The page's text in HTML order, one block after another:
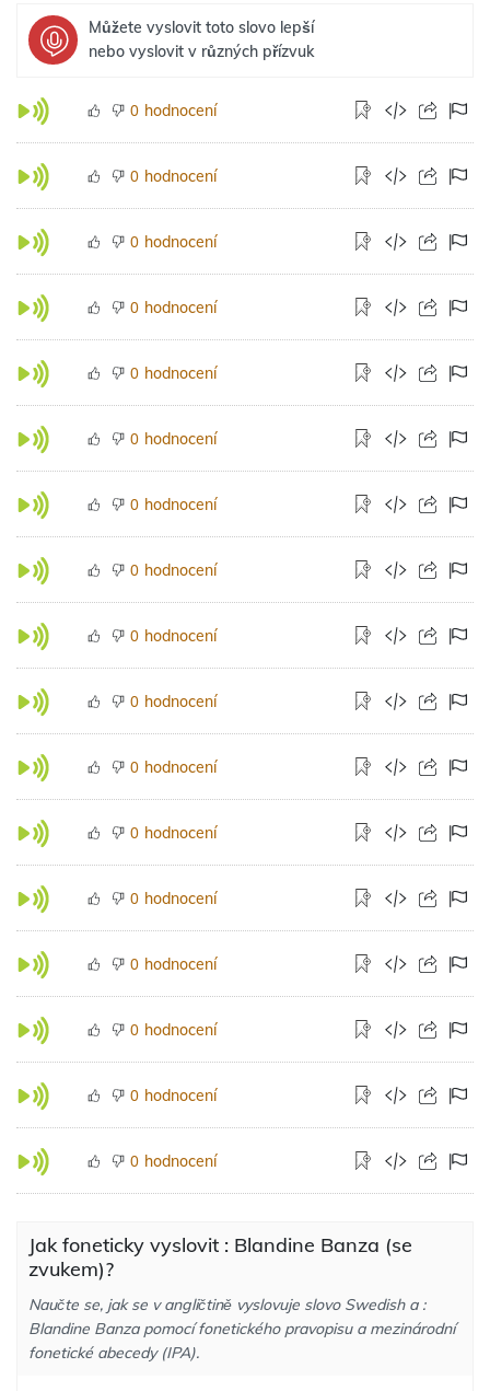
Můžete vyslovit toto slovo lepší
nebo vyslovit v různých přízvuk
0 hodnocení
0 hodnocení
0 hodnocení
0 hodnocení
0 hodnocení
0 hodnocení
0 hodnocení
0 hodnocení
0 hodnocení
0 hodnocení
0 hodnocení
0 hodnocení
0 hodnocení
0 hodnocení
0 hodnocení
0 hodnocení
0 hodnocení
Jak foneticky vyslovit : Blandine Banza (se
zvukem)?
Naučte se, jak se v angličtině vyslovuje slovo Swedish a :
Blandine Banza pomocí fonetického pravopisu a mezinárodní
fonetické abecedy (IPA).